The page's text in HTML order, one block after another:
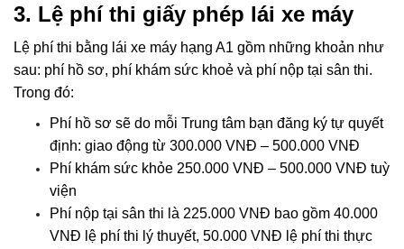
3. Lệ phí thi giấy phép lái xe máy
Lệ phí thi bằng lái xe máy hạng A1 gồm những khoản như
sau: phí hồ sơ, phí khám sức khoẻ và phí nộp tại sân thi.
Trong đó:
Phí hồ sơ sẽ do mỗi Trung tâm bạn đăng ký tự quyết
định: giao động từ 300.000 VNĐ – 500.000 VNĐ
Phí khám sức khỏe 250.000 VNĐ – 500.000 VNĐ tuỳ
viện
Phí nộp tại sân thi là 225.000 VNĐ bao gồm 40.000
VNĐ lệ phí thi lý thuyết, 50.000 VNĐ lệ phí thi thực